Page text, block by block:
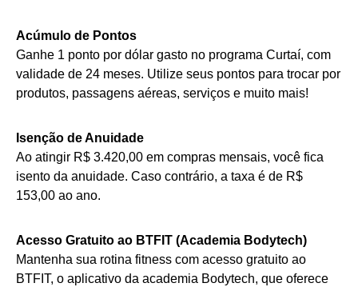
Acúmulo de Pontos
Ganhe 1 ponto por dólar gasto no programa Curtaí, com
validade de 24 meses. Utilize seus pontos para trocar por
produtos, passagens aéreas, serviços e muito mais!
Isenção de Anuidade
Ao atingir R$ 3.420,00 em compras mensais, você fica
isento da anuidade. Caso contrário, a taxa é de R$
153,00 ao ano.
Acesso Gratuito ao BTFIT (Academia Bodytech)
Mantenha sua rotina fitness com acesso gratuito ao
BTFIT, o aplicativo da academia Bodytech, que oferece